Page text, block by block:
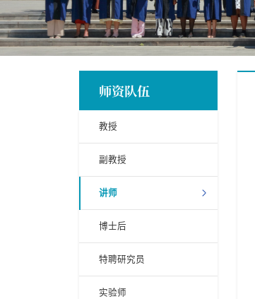
师资队伍
教授
副教授
讲师
博士后
特聘研究员
实验师